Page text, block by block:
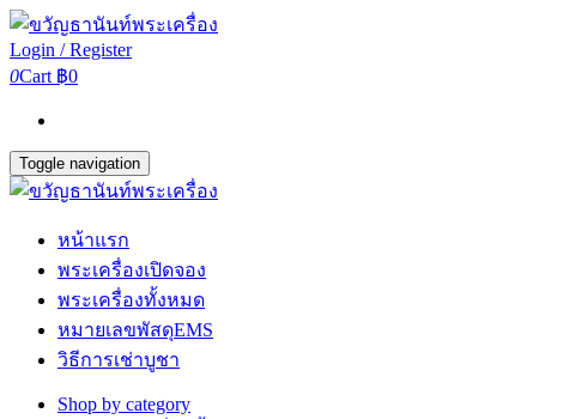
Login / Register
0Cart ฿0
Toggle navigation
หน้าแรก
พระเครื่องเปิดจอง
พระเครื่องทั้งหมด
หมายเลขพัสดุEMS
วิธีการเช่าบูชา
Shop by category